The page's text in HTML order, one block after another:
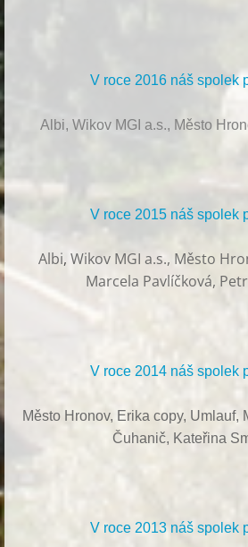
V roce 2016 náš spolek
Albi, Wikov MGI a.s., Město
V roce 2015 náš spolek
Albi,Wikov MGI a.s., Město
Marcela Pavlíčková,
V roce 2014 náš spolek
Město Hronov, Erika copy, Umlauf,
Čuhanič, Kateřina
V roce 2013 náš spolek